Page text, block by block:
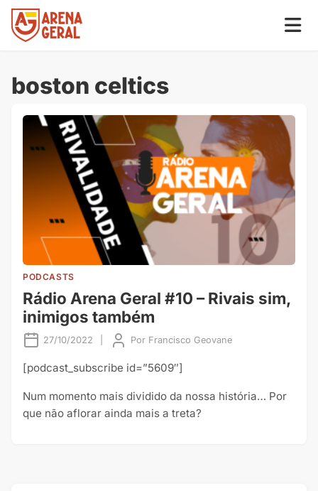
boston celtics
PODCASTS
Rádio Arena Geral #10 – Rivais sim,
inimigos também
27/10/2022 Por Francisco Geovane
[podcast_subscribe id=”5609″]
Num momento mais dividido da nossa história… Por
que não aflorar ainda mais a treta?